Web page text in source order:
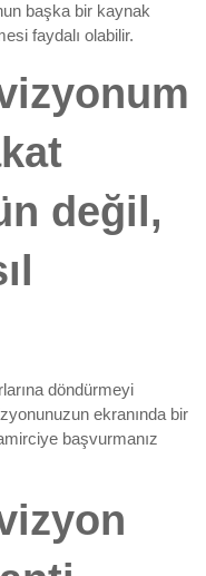
başka bir kaynak
faydalı olabilir.
değil,
döndürmeyi
ekranında bir
başvurmanız